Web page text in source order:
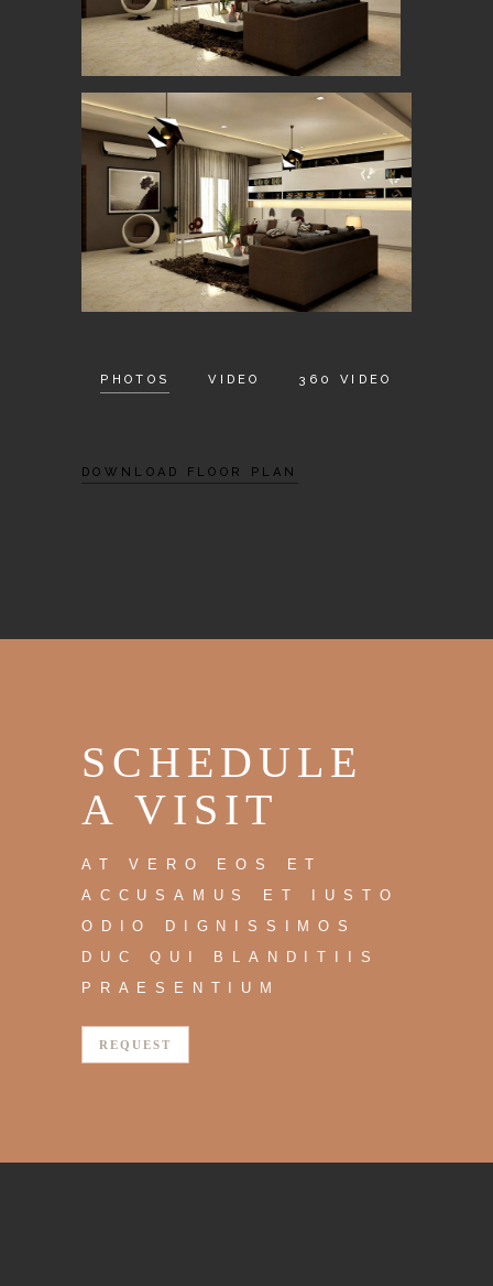
PHOTOS VIDEO 360 VIDEO
DOWNLOAD FLOOR PLAN
SCHEDULE
A VISIT
AT VERO EOS ET
ACCUSAMUS ET IUSTO
ODIO DIGNISSIMOS
DUC QUI BLANDITIIS
PRAESENTIUM
REQUEST